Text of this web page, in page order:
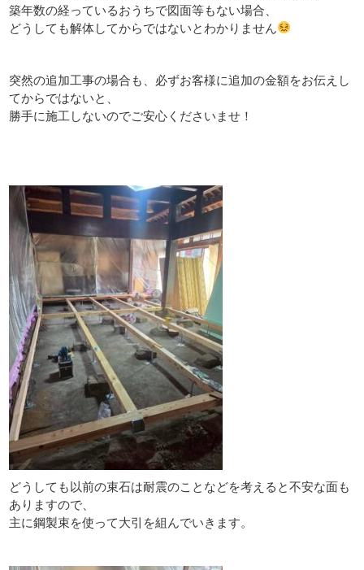
築年数の経っているおうちで図面等もない場合、
どうしても解体してからではないとわかりません
突然の追加工事の場合も、必ずお客様に追加の金額をお伝えし
てからではないと、
勝手に施工しないのでご安心くださいませ！
どうしても以前の束石は耐震のことなどを考えると不安な面も
ありますので、
主に鋼製束を使って大引を組んでいきます。